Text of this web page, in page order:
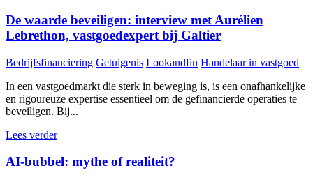
De waarde beveiligen: interview met Aurélien
Lebrethon, vastgoedexpert bij Galtier
Bedrijfsfinanciering Getuigenis Lookandfin Handelaar in vastgoed
In een vastgoedmarkt die sterk in beweging is, is een onafhankelijke
en rigoureuze expertise essentieel om de gefinancierde operaties te
beveiligen. Bij...
Lees verder
AI-bubbel: mythe of realiteit?